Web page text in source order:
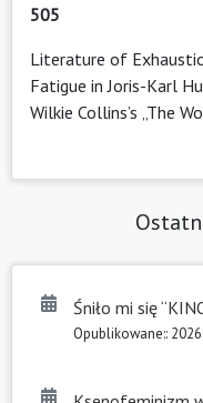
505
Literature of
Fatigue in Joris-Karl
Wilkie Collins’s „The
Śniło mi się
Opublikowane::